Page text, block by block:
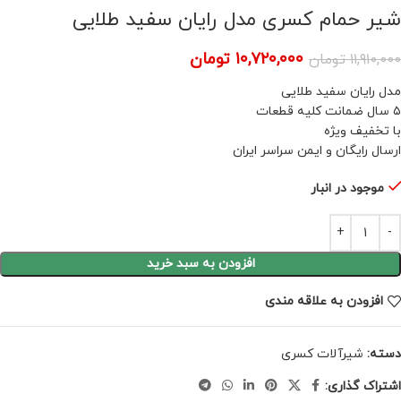
شیر حمام کسری مدل رایان سفید طلایی
۱۱,۹۱۰,۰۰۰ تومان ۱۰,۷۲۰,۰۰۰ تومان
مدل رایان سفید طلایی
۵ سال ضمانت کلیه قطعات
با تخفیف ویژه
ارسال رایگان و ایمن سراسر ایران
موجود در انبار
افزودن به سبد خرید
افزودن به علاقه مندی
دسته: شیرآلات کسری
اشتراک گذاری: